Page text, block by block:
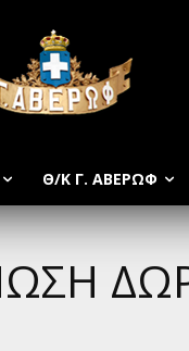
Θ/Κ Γ. ΑΒΕΡΩΦ